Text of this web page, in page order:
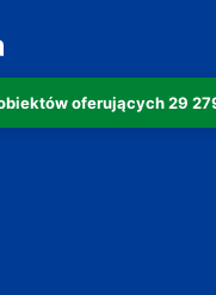
oferujących 29